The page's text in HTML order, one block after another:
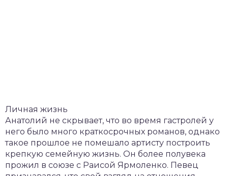
Личная жизнь
Анатолий не скрывает, что во время гастролей у
него было много краткосрочных романов, однако
такое прошлое не помешало артисту построить
крепкую семейную жизнь. Он более полувека
прожил в союзе с Раисой Ярмоленко. Певец